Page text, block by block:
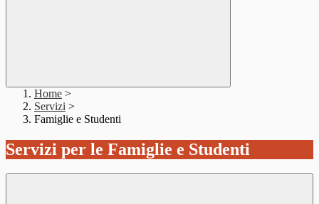
Home >
Servizi >
Famiglie e Studenti
Servizi per le Famiglie e Studenti